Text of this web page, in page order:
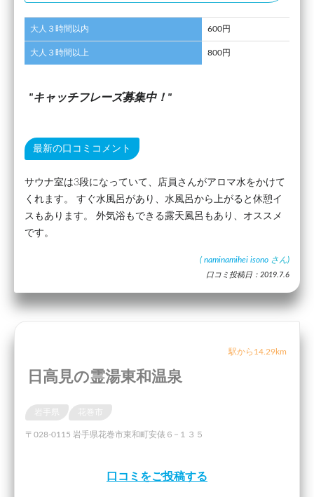
大人３時間以内 600円
大人３時間以上 800円
キャッチフレーズ募集中！
最新の口コミコメント
サウナ室は3段になっていて、店員さんがアロマ水をかけて
くれます。 すぐ水風呂があり、水風呂から上がると休憩イ
スもあります。 外気浴もできる露天風呂もあり、オススメ
です。
( naminamihei isono さん)
口コミ投稿日：2019.7.6
駅から14.29km
日高見の霊湯東和温泉
岩手県
〒028-0115 岩手県花巻市東和町安俵６−１３５
口コミをご投稿する